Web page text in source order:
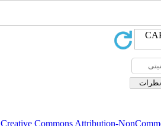
Creative Commons Attribution-